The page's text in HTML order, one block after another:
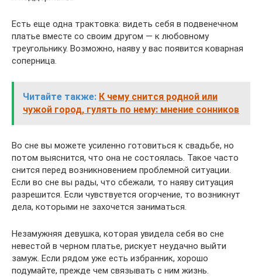
Есть еще одна трактовка: видеть себя в подвенечном
платье вместе со своим другом — к любовному
треугольнику. Возможно, наяву у вас появится коварная
соперница.
Читайте также: К чему снится родной или
чужой город, гулять по нему: мнение сонников
Во сне вы можете усиленно готовиться к свадьбе, но
потом выяснится, что она не состоялась. Такое часто
снится перед возникновением проблемной ситуации.
Если во сне вы рады, что сбежали, то наяву ситуация
разрешится. Если чувствуется огорчение, то возникнут
дела, которыми не захочется заниматься.
Незамужняя девушка, которая увидела себя во сне
невестой в черном платье, рискует неудачно выйти
замуж. Если рядом уже есть избранник, хорошо
подумайте, прежде чем связывать с ним жизнь.